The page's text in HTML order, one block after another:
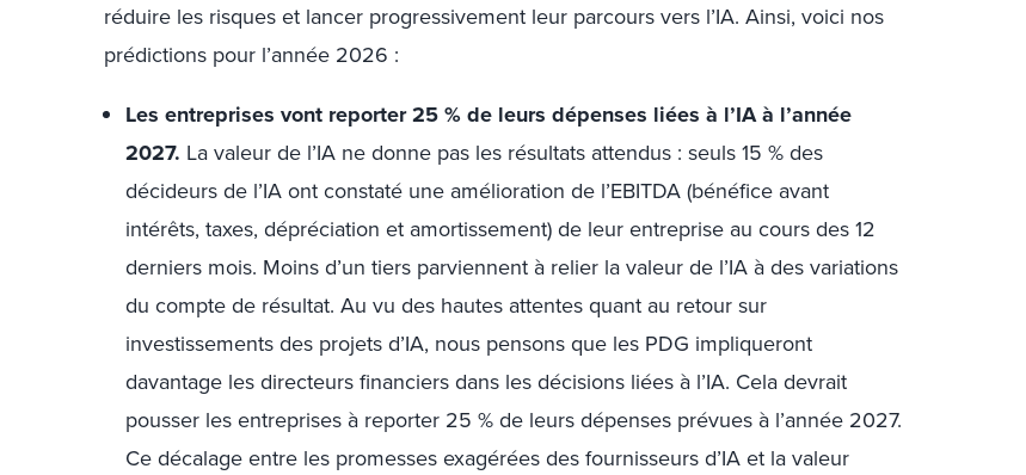
réduire les risques et lancer progressivement leur parcours vers l’IA. Ainsi, voici nos
prédictions pour l’année 2026 :
Les entreprises vont reporter 25 % de leurs dépenses liées à l’IA à l’année
2027. La valeur de l’IA ne donne pas les résultats attendus : seuls 15 % des
décideurs de l’IA ont constaté une amélioration de l’EBITDA (bénéfice avant
intérêts, taxes, dépréciation et amortissement) de leur entreprise au cours des 12
derniers mois. Moins d’un tiers parviennent à relier la valeur de l’IA à des variations
du compte de résultat. Au vu des hautes attentes quant au retour sur
investissements des projets d’IA, nous pensons que les PDG impliqueront
davantage les directeurs financiers dans les décisions liées à l’IA. Cela devrait
pousser les entreprises à reporter 25 % de leurs dépenses prévues à l’année 2027.
Ce décalage entre les promesses exagérées des fournisseurs d’IA et la valeur